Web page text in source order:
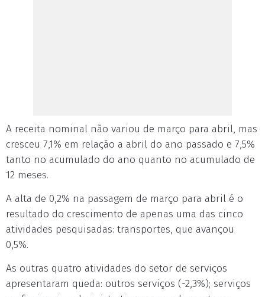
A receita nominal não variou de março para abril, mas
cresceu 7,1% em relação a abril do ano passado e 7,5%
tanto no acumulado do ano quanto no acumulado de
12 meses.
A alta de 0,2% na passagem de março para abril é o
resultado do crescimento de apenas uma das cinco
atividades pesquisadas: transportes, que avançou
0,5%.
As outras quatro atividades do setor de serviços
apresentaram queda: outros serviços (-2,3%); serviços